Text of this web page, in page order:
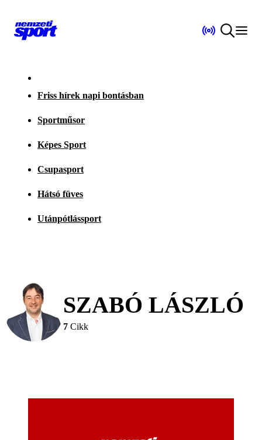
Friss hírek napi bontásban
Sportműsor
Képes Sport
Csupasport
Hátsó füves
Utánpótlássport
SZABÓ LÁSZLÓ
7 Cikk